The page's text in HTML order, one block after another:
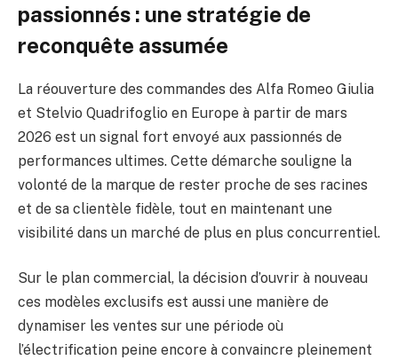
passionnés : une stratégie de
reconquête assumée
La réouverture des commandes des Alfa Romeo Giulia
et Stelvio Quadrifoglio en Europe à partir de mars
2026 est un signal fort envoyé aux passionnés de
performances ultimes. Cette démarche souligne la
volonté de la marque de rester proche de ses racines
et de sa clientèle fidèle, tout en maintenant une
visibilité dans un marché de plus en plus concurrentiel.
Sur le plan commercial, la décision d’ouvrir à nouveau
ces modèles exclusifs est aussi une manière de
dynamiser les ventes sur une période où
l’électrification peine encore à convaincre pleinement